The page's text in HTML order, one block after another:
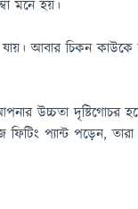
মনে হয়।
আবার চিকন কাউকে
উচ্চতা দৃষ্টিগোচর
প্যান্ট পড়েন,